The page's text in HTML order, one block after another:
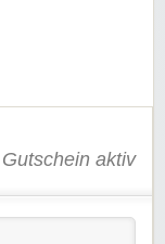
Gutschein aktiv